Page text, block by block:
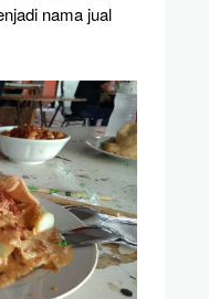
nama jual